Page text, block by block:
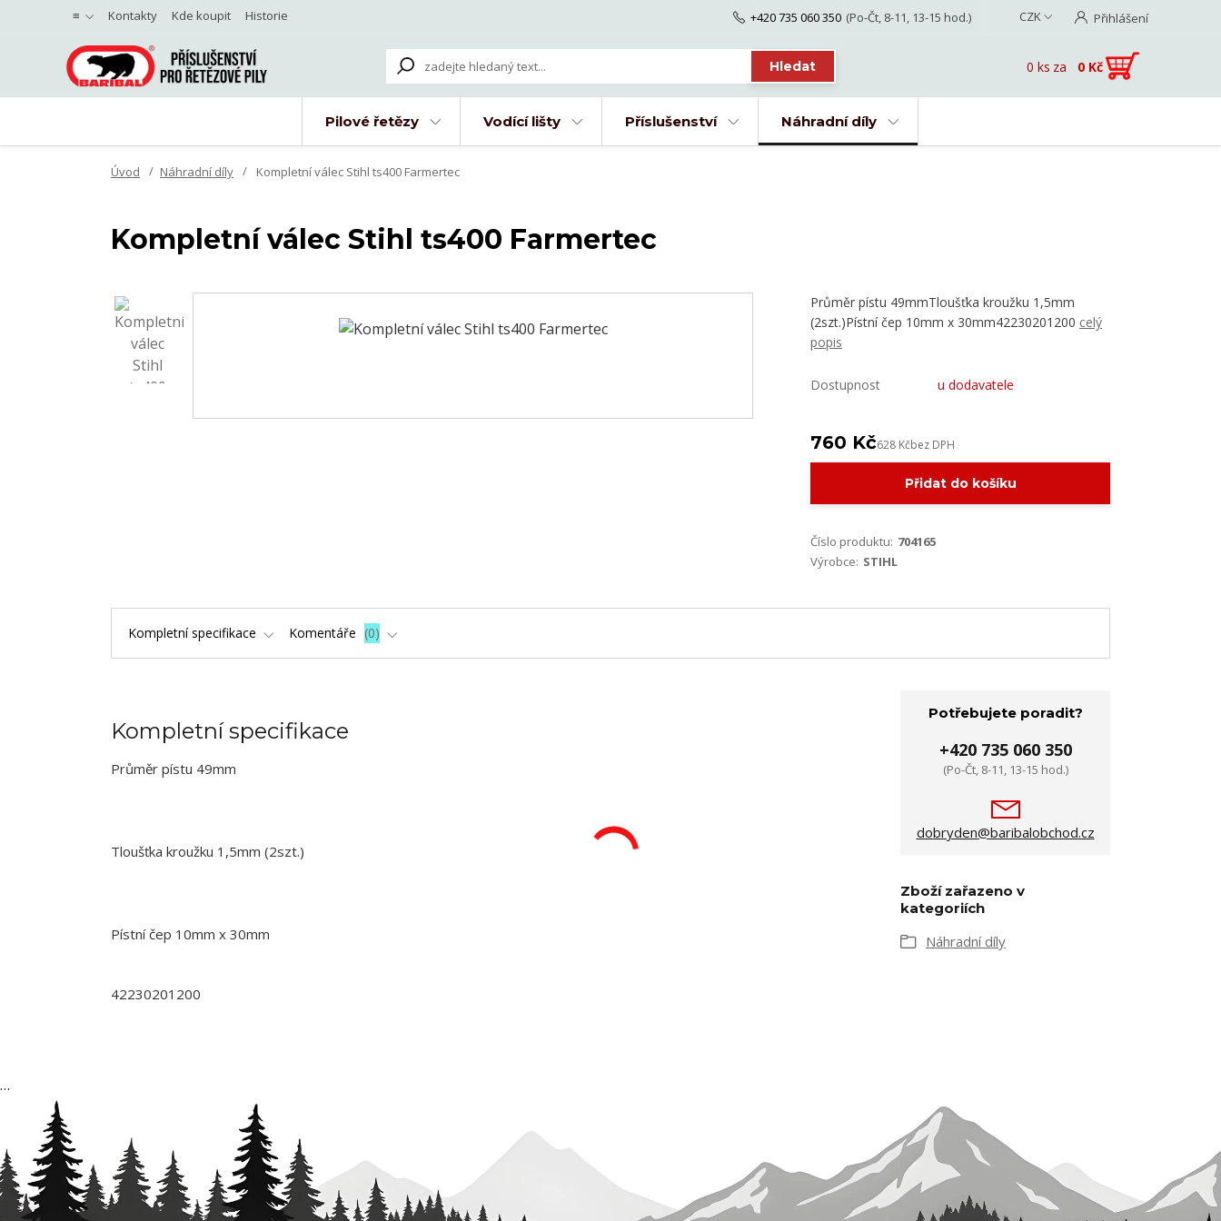
≡ Kontakty Kde koupit Historie CZK Přihlášení
Hledat
+420 735 060 350 (Po-Čt, 8-11, 13-15 hod.)
0 ks za 0 Kč
Pilové řetězy Vodící lišty Příslušenství Náhradní díly
Úvod Náhradní díly Kompletní válec Stihl ts400 Farmertec
Kompletní válec Stihl ts400 Farmertec
Průměr pístu 49mmTloušťka kroužku 1,5mm
(2szt.)Pístní čep 10mm x 30mm42230201200 celý
popis
Dostupnost u dodavatele
760 Kč628 Kčbez DPH
Přidat do košíku
Číslo produktu: 704165
Výrobce: STIHL
Kompletní specifikace Komentáře 0
Kompletní specifikace
Průměr pístu 49mm
Tloušťka kroužku 1,5mm (2szt.)
Pístní čep 10mm x 30mm
42230201200
Potřebujete poradit?
+420 735 060 350
(Po-Čt, 8-11, 13-15 hod.)
dobryden@baribalobchod.cz
Zboží zařazeno v
kategoriích
Náhradní díly
…